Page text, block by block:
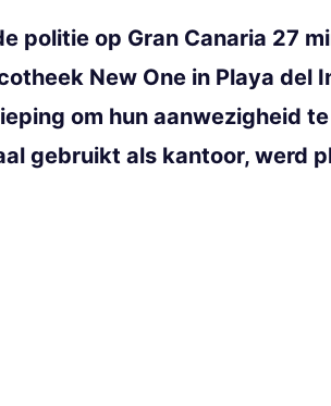
politie op Gran Canaria 27
New One in Playa del
om hun aanwezigheid
gebruikt als kantoor, werd